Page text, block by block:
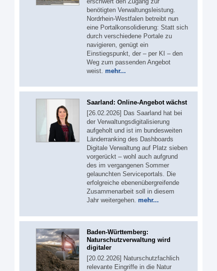
benötigten Verwaltungsleistung.
Nordrhein-Westfalen betreibt nun
eine Portalkonsolidierung: Statt sich
durch verschiedene Portale zu
navigieren, genügt ein
Einstiegspunkt, der – per KI – den
Weg zum passenden Angebot
weist. mehr...
Saarland: Online-Angebot wächst
[26.02.2026] Das Saarland hat bei
der Verwaltungsdigitalisierung
aufgeholt und ist im bundesweiten
Länderranking des Dashboards
Digitale Verwaltung auf Platz sieben
vorgerückt – wohl auch aufgrund
des im vergangenen Sommer
gelaunchten Serviceportals. Die
erfolgreiche ebenenübergreifende
Zusammenarbeit soll in diesem
Jahr weitergehen. mehr...
Baden-Württemberg:
Naturschutzverwaltung wird
digitaler
[20.02.2026] Naturschutzfachlich
relevante Eingriffe in die Natur